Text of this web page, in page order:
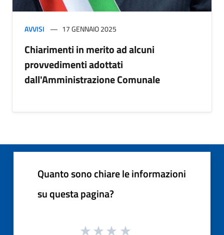
AVVISI 17 GENNAIO 2025
Chiarimenti in merito ad alcuni
provvedimenti adottati
dall'Amministrazione Comunale
Quanto sono chiare le informazioni
su questa pagina?